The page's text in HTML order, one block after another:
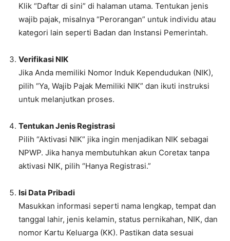
Klik “Daftar di sini” di halaman utama. Tentukan jenis
wajib pajak, misalnya “Perorangan” untuk individu atau
kategori lain seperti Badan dan Instansi Pemerintah.
Verifikasi NIK
Jika Anda memiliki Nomor Induk Kependudukan (NIK),
pilih “Ya, Wajib Pajak Memiliki NIK” dan ikuti instruksi
untuk melanjutkan proses.
Tentukan Jenis Registrasi
Pilih “Aktivasi NIK” jika ingin menjadikan NIK sebagai
NPWP. Jika hanya membutuhkan akun Coretax tanpa
aktivasi NIK, pilih “Hanya Registrasi.”
Isi Data Pribadi
Masukkan informasi seperti nama lengkap, tempat dan
tanggal lahir, jenis kelamin, status pernikahan, NIK, dan
nomor Kartu Keluarga (KK). Pastikan data sesuai